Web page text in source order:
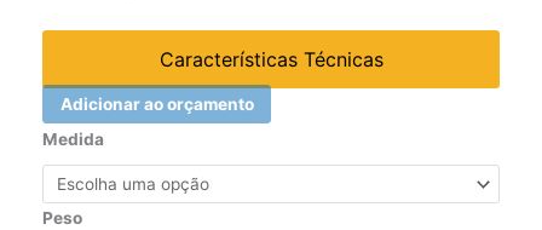
Características Técnicas
Adicionar ao orçamento
Medida
Peso
Rebolo
para
desbaste
de